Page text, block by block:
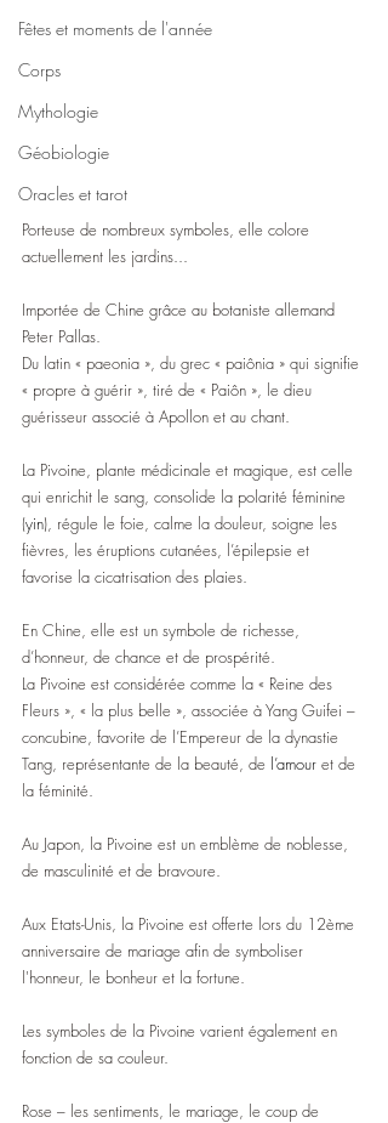
Fêtes et moments de l'année
Corps
Mythologie
Géobiologie
Oracles et tarot
Porteuse de nombreux symboles, elle colore
actuellement les jardins...
Importée de Chine grâce au botaniste allemand
Peter Pallas.
Du latin « paeonia », du grec « paiônia » qui signifie
« propre à guérir », tiré de « Paiôn », le dieu
guérisseur associé à Apollon et au chant.
La Pivoine, plante médicinale et magique, est celle
qui enrichit le sang, consolide la polarité féminine
(yin), régule le foie, calme la douleur, soigne les
fièvres, les éruptions cutanées, l’épilepsie et
favorise la cicatrisation des plaies.
En Chine, elle est un symbole de richesse,
d’honneur, de chance et de prospérité.
La Pivoine est considérée comme la « Reine des
Fleurs », « la plus belle », associée à Yang Guifei –
concubine, favorite de l’Empereur de la dynastie
Tang, représentante de la beauté, de l’amour et de
la féminité.
Au Japon, la Pivoine est un emblème de noblesse,
de masculinité et de bravoure.
Aux Etats-Unis, la Pivoine est offerte lors du 12ème
anniversaire de mariage afin de symboliser
l'honneur, le bonheur et la fortune.
Les symboles de la Pivoine varient également en
fonction de sa couleur.
Rose – les sentiments, le mariage, le coup de